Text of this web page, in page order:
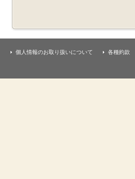
個人情報のお取り扱いについて 各種約款